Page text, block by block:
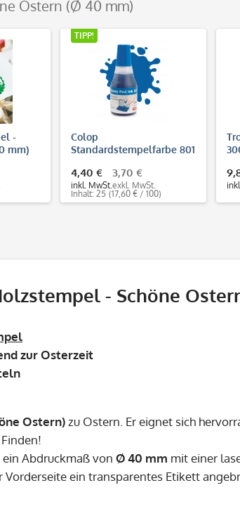
Ostern (Ø 40 mm)
-
mm)
TIPP!
Colop
Standardstempelfarbe 801
4,40 €
inkl. MwSt.
3,70 €
exkl. MwSt.
Inhalt: 25 (17,60 € / 100)
- Schöne
zur Osterzeit
Ostern)zu Ostern. Er eignet sich
ein Abdruckmaß von Ø 40 mm mit einer
Vorderseite ein transparentes Etikett